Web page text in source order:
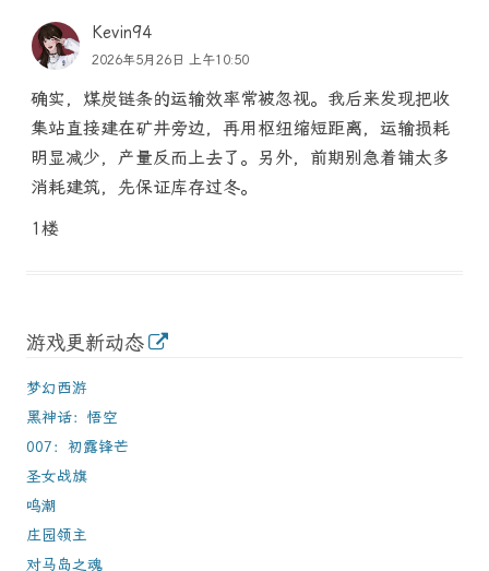
Kevin94
2026年5月26日 上午10:50
确实，煤炭链条的运输效率常被忽视。我后来发现把收
集站直接建在矿井旁边，再用枢纽缩短距离，运输损耗
明显减少，产量反而上去了。另外，前期别急着铺太多
消耗建筑，先保证库存过冬。
1楼
游戏更新动态
梦幻西游
黑神话：悟空
007：初露锋芒
圣女战旗
鸣潮
庄园领主
对马岛之魂